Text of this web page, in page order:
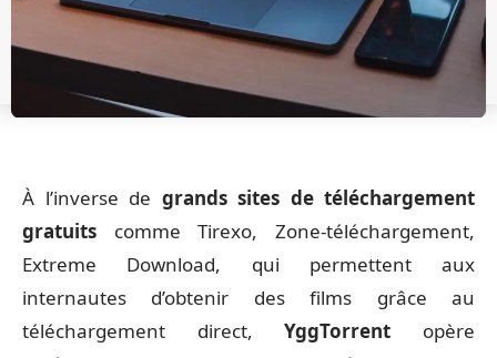
À l’inverse de grands sites de téléchargement
gratuits comme Tirexo, Zone-téléchargement,
Extreme Download, qui permettent aux
internautes d’obtenir des films grâce au
téléchargement direct,YggTorrent opère